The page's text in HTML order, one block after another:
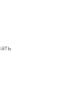
старым
Нет
от дома только у